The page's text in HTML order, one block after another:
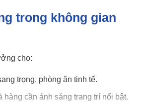
trong không gian
cho:
trọng, phòng ăn tinh tế.
hàng cần ánh sáng trang trí nổi bật.